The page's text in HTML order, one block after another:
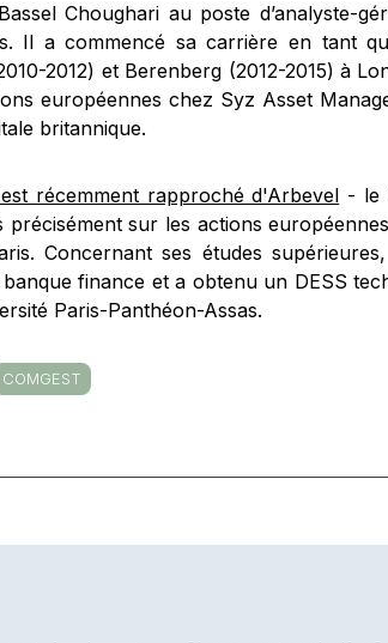
Choughari au poste d’analyste-
Il a commencé sa carrière en tant
2012) et Berenberg (2012-2015) à
européennes chez Syz Asset
britannique.
récemment rapproché d'Arbevel - le
précisément sur les actions
Concernant ses études
finance et a obtenu un DESS
Paris-Panthéon-Assas.
COMGEST